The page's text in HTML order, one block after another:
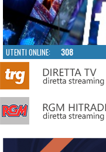
UTENTI ONLINE: 308